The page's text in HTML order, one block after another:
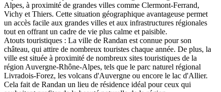
Alpes, à proximité de grandes villes comme Clermont-Ferrand,
Vichy et Thiers. Cette situation géographique avantageuse permet
un accès facile aux grandes villes et aux infrastructures régionales
tout en offrant un cadre de vie plus calme et paisible.
Atouts touristiques : La ville de Randan est connue pour son
château, qui attire de nombreux touristes chaque année. De plus, la
ville est située à proximité de nombreux sites touristiques de la
région Auvergne-Rhône-Alpes, tels que le parc naturel régional
Livradois-Forez, les volcans d'Auvergne ou encore le lac d'Allier.
Cela fait de Randan un lieu de résidence idéal pour ceux qui